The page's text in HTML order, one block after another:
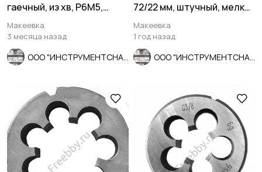
гаечный, из хв, Р6М5,
140/14 мм, СССР.
Макеевка
3 месяца назад
72/22 мм, штучный, мелкий
шаг.
Макеевка
1 год назад